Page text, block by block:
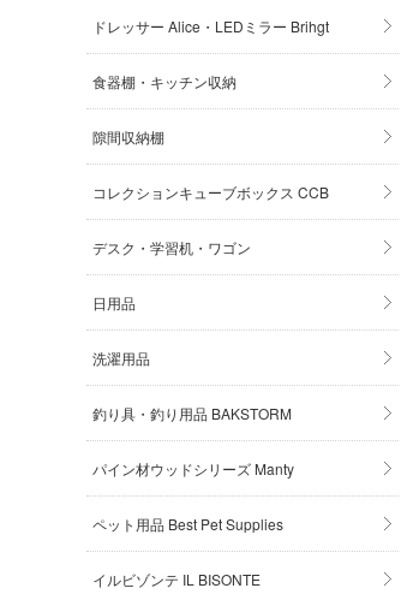
ドレッサー Alice・LEDミラー Brihgt
食器棚・キッチン収納
隙間収納棚
コレクションキューブボックス CCB
デスク・学習机・ワゴン
日用品
洗濯用品
釣り具・釣り用品 BAKSTORM
パイン材ウッドシリーズ Manty
ペット用品 Best Pet Supplies
イルビゾンテ IL BISONTE